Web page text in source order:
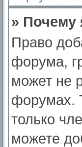
» Почему
Право
форума,
может не
форумах.
только
можете